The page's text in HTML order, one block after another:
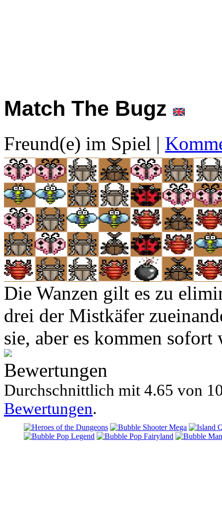
Match The Bugz
Freund(e) im Spiel |
Die Wanzen gilt es zu
drei der Mistkäfer
sie, aber es kommen sofort
Bewertungen
Durchschnittlich mit 4.65 von
Bewertungen.